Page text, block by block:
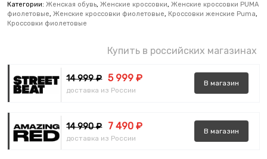
Категории: Женская обувь, Женские кроссовки, Женские кроссовки PUMA
фиолетовые, Женские кроссовки фиолетовые, Кроссовки женские Puma,
Кроссовки фиолетовые
Купить в российских магазинах
14 999 ₽ 5 999 ₽
доставка из России
В магазин
14 990 ₽ 7 490 ₽
доставка из России
В магазин